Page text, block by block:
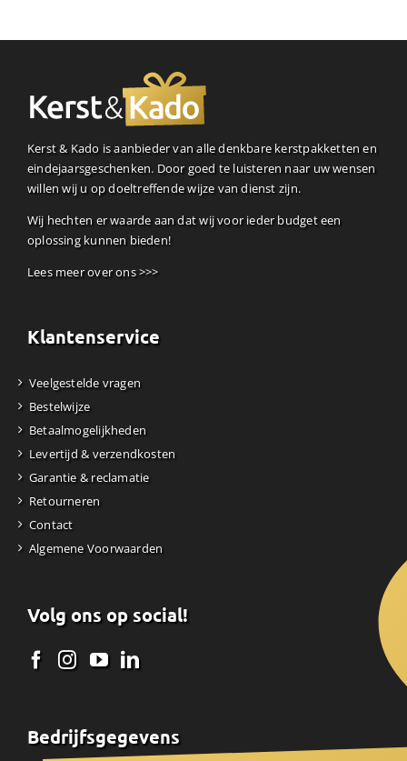
Kerst & Kado is aanbieder van alle denkbare kerstpakketten en
eindejaarsgeschenken. Door goed te luisteren naar uw wensen
willen wij u op doeltreffende wijze van dienst zijn.
Wij hechten er waarde aan dat wij voor ieder budget een
oplossing kunnen bieden!
Lees meer over ons >>>
Klantenservice
Veelgestelde vragen
Bestelwijze
Betaalmogelijkheden
Levertijd & verzendkosten
Garantie & reclamatie
Retourneren
Contact
Algemene Voorwaarden
Volg ons op social!
Bedrijfsgegevens